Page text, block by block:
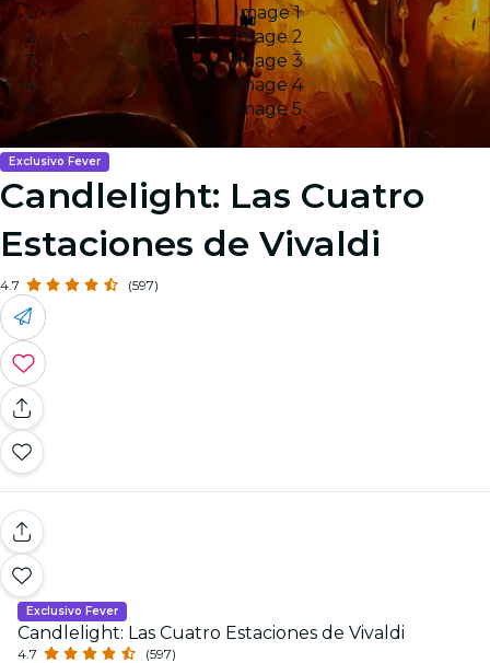
Image 1
Image 2
Image 3
Image 4
Image 5
Exclusivo Fever
Candlelight: Las Cuatro
Estaciones de Vivaldi
4.7 (597)
Exclusivo Fever
Candlelight: Las Cuatro Estaciones de Vivaldi
4.7 (597)